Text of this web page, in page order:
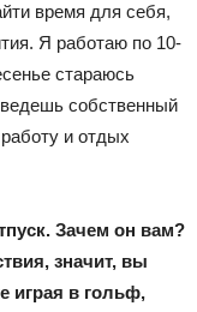
время для себя,
Я работаю по 10-
стараюсь
ведешь собственный
и отдых
Зачем он вам?
значит, вы
играя в гольф,